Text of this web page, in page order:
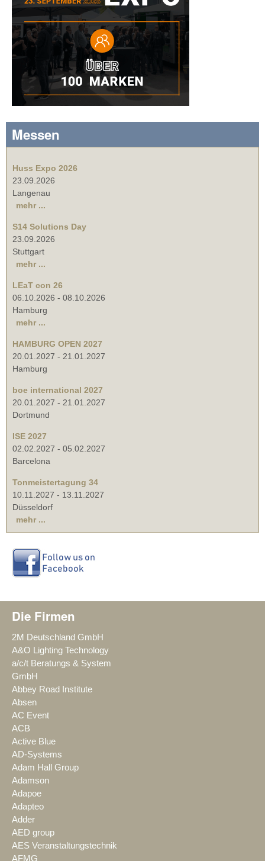
Messen
Huss Expo 2026
23.09.2026
Langenau
mehr ...
S14 Solutions Day
23.09.2026
Stuttgart
mehr ...
LEaT con 26
06.10.2026 - 08.10.2026
Hamburg
mehr ...
HAMBURG OPEN 2027
20.01.2027 - 21.01.2027
Hamburg
boe international 2027
20.01.2027 - 21.01.2027
Dortmund
ISE 2027
02.02.2027 - 05.02.2027
Barcelona
Tonmeistertagung 34
10.11.2027 - 13.11.2027
Düsseldorf
mehr ...
Die Firmen
2M Deutschland GmbH
A&O Lighting Technology
a/c/t Beratungs & System
GmbH
Abbey Road Institute
Absen
AC Event
ACB
Active Blue
AD-Systems
Adam Hall Group
Adamson
Adapoe
Adapteo
Adder
AED group
AES Veranstaltungstechnik
AFMG